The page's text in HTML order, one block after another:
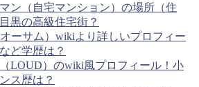
ン（自宅マンション）の場所（住
黒の高級住宅街？
ーサム）wikiより詳しいプロフィー
ど学歴は？
LOUD）のwiki風プロフィール！小
ス歴は？